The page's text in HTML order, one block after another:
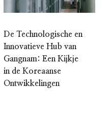
De Technologische en
Innovatieve Hub van
Gangnam: Een Kijkje
in de Koreaanse
Ontwikkelingen